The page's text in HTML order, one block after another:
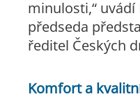
minulosti,“
předseda
ředitel Českých
Komfort a